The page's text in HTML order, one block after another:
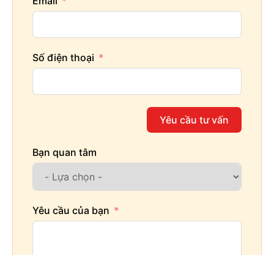
Số điện thoại
Yêu cầu tư vấn
Bạn quan tâm
Yêu cầu của bạn